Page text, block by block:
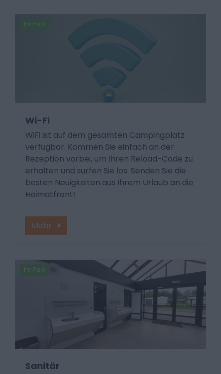
Im Park
Wi-Fi
WiFi ist auf dem gesamten Campingplatz
verfügbar. Kommen Sie einfach an der
Rezeption vorbei, um Ihren Reload-Code zu
erhalten und surfen Sie los. Senden Sie die
besten Neuigkeiten aus Ihrem Urlaub an die
Heimatfront!
Mehr
Im Park
Sanitär